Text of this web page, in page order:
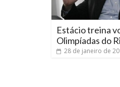
Estácio treina
Olimpíadas do
28 de janeiro de